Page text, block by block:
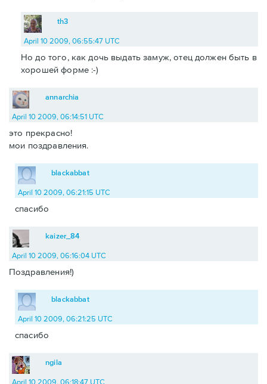
th3
April 10 2009, 06:55:47 UTC
Но до того, как дочь выдать замуж, отец должен быть в
хорошей форме :-)
annarchia
April 10 2009, 06:14:51 UTC
это прекрасно!
мои поздравления.
blackabbat
April 10 2009, 06:21:15 UTC
спасибо
kaizer_84
April 10 2009, 06:16:04 UTC
Поздравления!)
blackabbat
April 10 2009, 06:21:25 UTC
спасибо
ngila
April 10 2009, 06:18:47 UTC